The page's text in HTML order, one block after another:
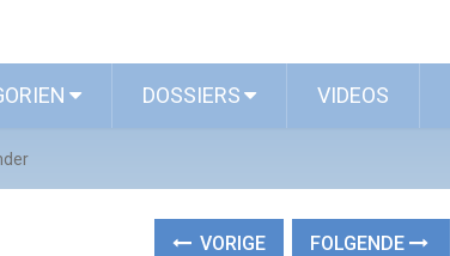
DOSSIERS VIDEOS
VORIGE FOLGENDE